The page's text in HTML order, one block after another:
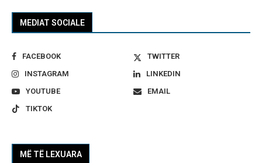
MEDIAT SOCIALE
FACEBOOK
TWITTER
INSTAGRAM
LINKEDIN
YOUTUBE
EMAIL
TIKTOK
MË TË LEXUARA